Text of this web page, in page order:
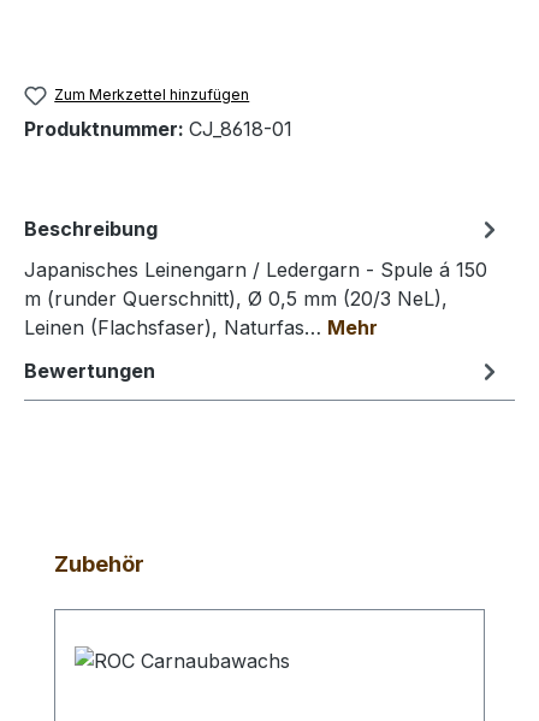
Zum Merkzettel hinzufügen
Produktnummer: CJ_8618-01
Beschreibung
Japanisches Leinengarn / Ledergarn - Spule á 150
m (runder Querschnitt), Ø 0,5 mm (20/3 NeL),
Leinen (Flachsfaser), Naturfas… Mehr
Bewertungen
Produktgalerie überspringen
Zubehör